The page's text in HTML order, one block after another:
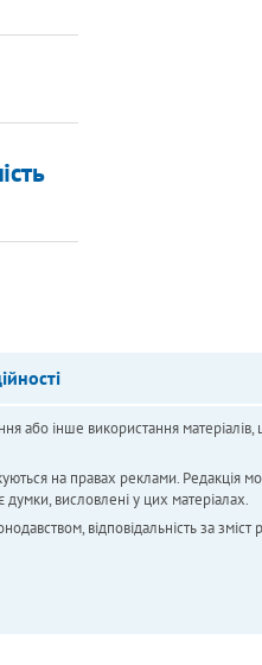
або інше використання матеріалів,
на правах реклами. Редакція
висловлені у цих матеріалах.
відповідальність за